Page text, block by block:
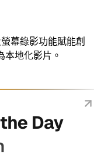
幕錄影功能賦能創
本地化影片。